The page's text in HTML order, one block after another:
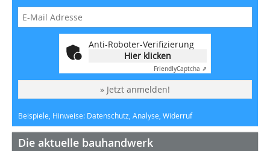
Anti-Roboter-Verifizierung
Hier klicken
FriendlyCaptcha ⇗
» Jetzt anmelden!
Beispiele, Hinweise: Datenschutz, Analyse, Widerruf
Die aktuelle bauhandwerk